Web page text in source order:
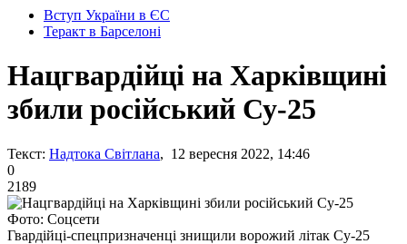
Вступ України в ЄС
Теракт в Барселоні
Нацгвардійці на Харківщині
збили російський Су-25
Текст: Надтока Світлана, 12 вересня 2022, 14:46
0
2189
Фото: Соцсети
Гвардійці-спецпризначенці знищили ворожий літак Су-25